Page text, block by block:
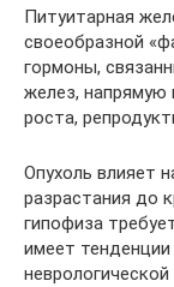
Питуитарная
своеобразной
гормоны,
желез,
роста,
Опухоль влияет
разрастания до
гипофиза
имеет тенденции